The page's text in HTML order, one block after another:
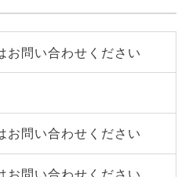
お問い合わせください
お問い合わせください